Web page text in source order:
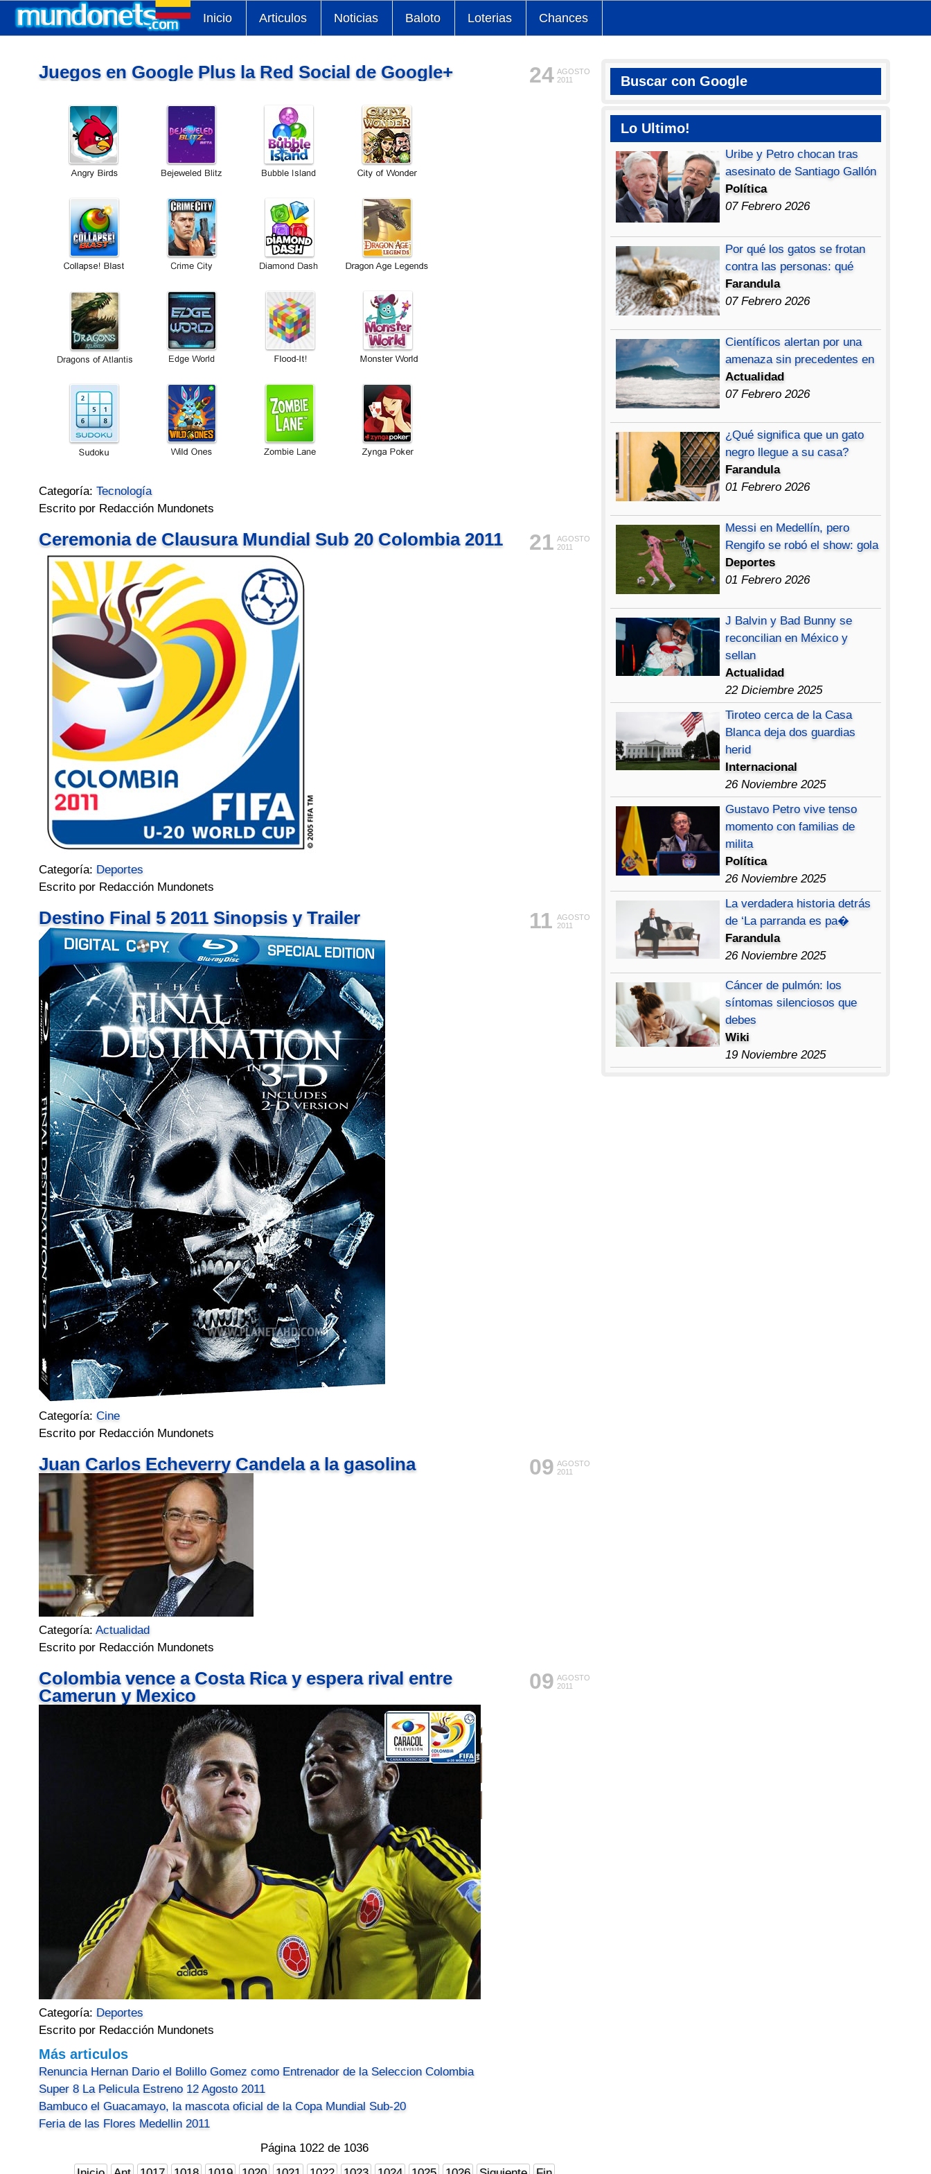
Inicio Articulos Noticias Baloto Loterias Chances
24 AGOSTO
2011
Juegos en Google Plus la Red Social de Google+
Categoría:Tecnología
Escrito por Redacción Mundonets
21 AGOSTO
2011
Ceremonia de Clausura Mundial Sub 20 Colombia 2011
Categoría: Deportes
Escrito por Redacción Mundonets
11
AGOSTO
2011
Destino Final 5 2011 Sinopsis y Trailer
Categoría:Cine
Escrito por Redacción Mundonets
09 AGOSTO
2011
Juan Carlos Echeverry Candela a la gasolina
Categoría:Actualidad
Escrito por Redacción Mundonets
09 AGOSTO
2011
Colombia vence a Costa Rica y espera rival entre
Camerun y Mexico
Categoría: Deportes
Escrito por Redacción Mundonets
Más articulos
Renuncia Hernan Dario el Bolillo Gomez como Entrenador de la Seleccion Colombia
Super 8 La Pelicula Estreno 12 Agosto 2011
Bambuco el Guacamayo, la mascota oficial de la Copa Mundial Sub-20
Feria de las Flores Medellin 2011
Página 1022 de 1036
Buscar con Google
Lo Ultimo!
Uribe y Petro chocan tras
asesinato de Santiago Gallón
Política
07 Febrero 2026
Por qué los gatos se frotan
contra las personas: qué
Farandula
07 Febrero 2026
Científicos alertan por una
amenaza sin precedentes en
Actualidad
07 Febrero 2026
¿Qué significa que un gato
negro llegue a su casa?
Farandula
01 Febrero 2026
Messi en Medellín, pero
Rengifo se robó el show: gola
Deportes
01 Febrero 2026
J Balvin y Bad Bunny se
reconcilian en México y
sellan
Actualidad
22 Diciembre 2025
Tiroteo cerca de la Casa
Blanca deja dos guardias
herid
Internacional
26 Noviembre 2025
Gustavo Petro vive tenso
momento con familias de
milita
Política
26 Noviembre 2025
La verdadera historia detrás
de ‘La parranda es pa�
Farandula
26 Noviembre 2025
Cáncer de pulmón: los
síntomas silenciosos que
debes
Wiki
19 Noviembre 2025